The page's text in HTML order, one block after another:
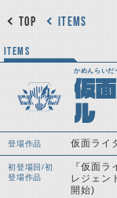
ITEMS
TOP
ITEMS
かめんらいだ
仮
ル
登場作品 仮面ライ
初登場回/初
登場作品
『仮面
レジェン
開始)